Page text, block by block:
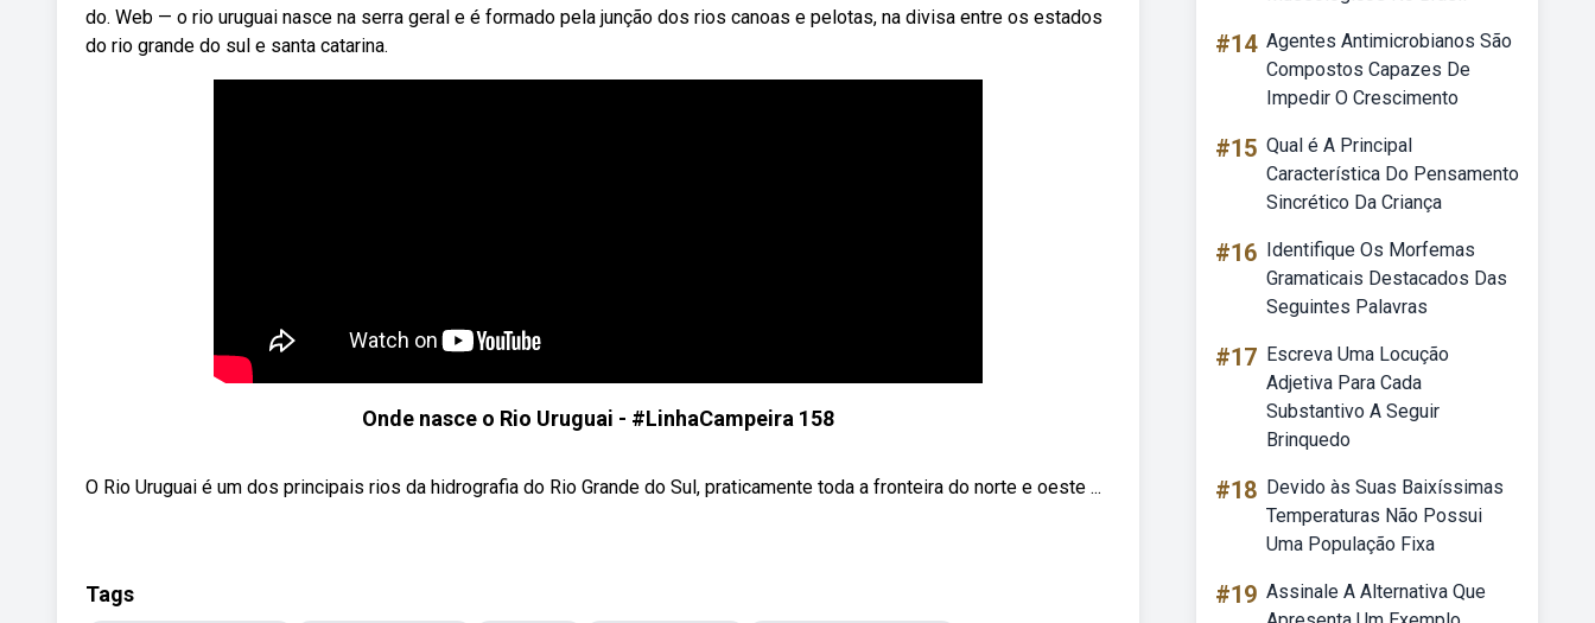
do. Web — o rio uruguai nasce na serra geral e é formado pela junção dos rios canoas e pelotas, na divisa entre os estados
do rio grande do sul e santa catarina.
Onde nasce o Rio Uruguai - #LinhaCampeira 158
O Rio Uruguai é um dos principais rios da hidrografia do Rio Grande do Sul, praticamente toda a fronteira do norte e oeste ...
Tags
#14 Agentes Antimicrobianos São
Compostos Capazes De
Impedir O Crescimento
#15 Qual é A Principal
Característica Do Pensamento
Sincrético Da Criança
#16 Identifique Os Morfemas
Gramaticais Destacados Das
Seguintes Palavras
#17 Escreva Uma Locução
Adjetiva Para Cada
Substantivo A Seguir
Brinquedo
#18 Devido às Suas Baixíssimas
Temperaturas Não Possui
Uma População Fixa
#19 Assinale A Alternativa Que